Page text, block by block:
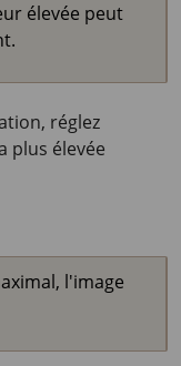
élevée peut
réglez
plus élevée
l'image